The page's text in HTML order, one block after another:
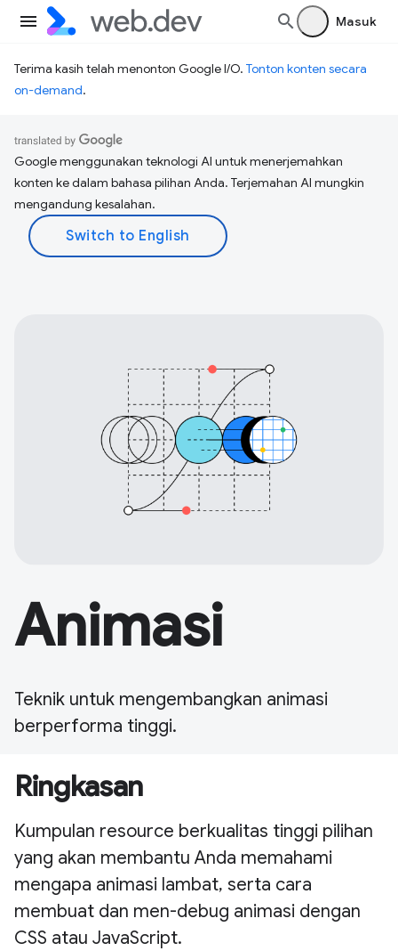
Masuk
Terima kasih telah menonton Google I/O. Tonton konten secara
on-demand.
Google menggunakan teknologi AI untuk menerjemahkan
konten ke dalam bahasa pilihan Anda. Terjemahan AI mungkin
mengandung kesalahan.
Animasi
Teknik untuk mengembangkan animasi
berperforma tinggi.
Ringkasan
Kumpulan resource berkualitas tinggi pilihan
yang akan membantu Anda memahami
mengapa animasi lambat, serta cara
membuat dan men-debug animasi dengan
CSS atau JavaScript.